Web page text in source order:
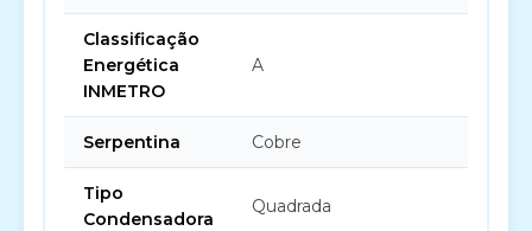
Classificação
Energética
INMETRO
A
Serpentina Cobre
Tipo
Condensadora
Quadrada